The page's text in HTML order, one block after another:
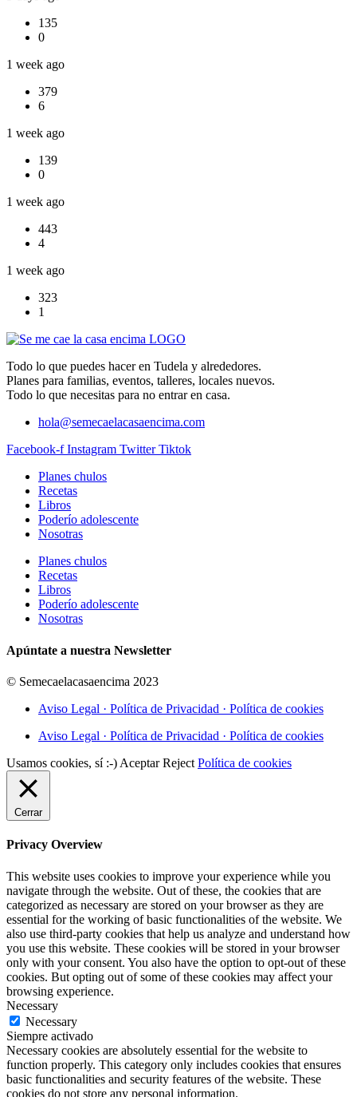
135
0
1 week ago
379
6
1 week ago
139
0
1 week ago
443
4
1 week ago
323
1
Todo lo que puedes hacer en Tudela y alrededores.
Planes para familias, eventos, talleres, locales nuevos.
Todo lo que necesitas para no entrar en casa.
hola@semecaelacasaencima.com
Facebook-f Instagram Twitter Tiktok
Planes chulos
Recetas
Libros
Poderío adolescente
Nosotras
Planes chulos
Recetas
Libros
Poderío adolescente
Nosotras
Apúntate a nuestra Newsletter
© Semecaelacasaencima 2023
Aviso Legal · Política de Privacidad · Política de cookies
Aviso Legal · Política de Privacidad · Política de cookies
Usamos cookies, sí :-) Aceptar Reject Política de cookies
Cerrar
Privacy Overview
This website uses cookies to improve your experience while you
navigate through the website. Out of these, the cookies that are
categorized as necessary are stored on your browser as they are
essential for the working of basic functionalities of the website. We
also use third-party cookies that help us analyze and understand how
you use this website. These cookies will be stored in your browser
only with your consent. You also have the option to opt-out of these
cookies. But opting out of some of these cookies may affect your
browsing experience.
Necessary
Necessary
Siempre activado
Necessary cookies are absolutely essential for the website to
function properly. This category only includes cookies that ensures
basic functionalities and security features of the website. These
cookies do not store any personal information.